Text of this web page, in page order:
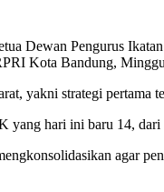
Dewan Pengurus
Kota Bandung,
yakni strategi pertama
yang hari ini baru 14,
agar